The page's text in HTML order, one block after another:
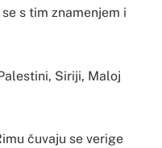
s tim znamenjem i
Siriji, Maloj
čuvaju se verige